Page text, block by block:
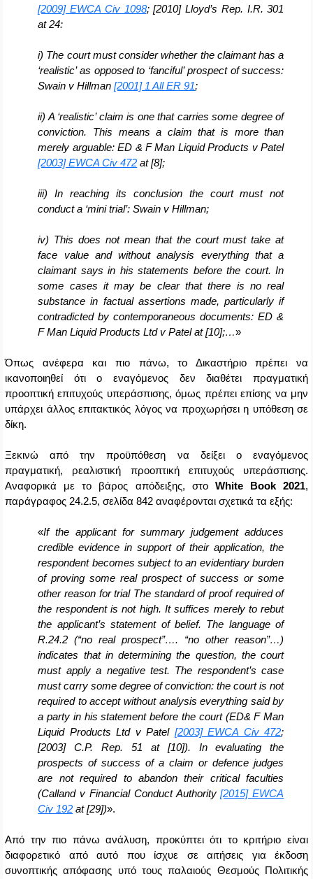
[2009] EWCA Civ 1098; [2010] Lloyd’s Rep. I.R. 301
at 24:
i) The court must consider whether the claimant has a
‘realistic’ as opposed to ‘fanciful’ prospect of success:
Swain v Hillman[2001] 1 All ER 91;
ii) A ‘realistic’ claim is one that carries some degree of
conviction. This means a claim that is more than
merely arguable: ED & F Man Liquid Products v Patel
[2003] EWCA Civ 472 at [8];
iii) In reaching its conclusion the court must not
conduct a ‘mini trial’: Swain v Hillman;
iv) This does not mean that the court must take at
face value and without analysis everything that a
claimant says in his statements before the court. In
some cases it may be clear that there is no real
substance in factual assertions made, particularly if
contradicted by contemporaneous documents: ED &
F Man Liquid Products Ltd v Patel at [10];…»
Όπως ανέφερα και πιο πάνω, το Δικαστήριο πρέπει να
ικανοποιηθεί ότι ο εναγόμενος δεν διαθέτει πραγματική
προοπτική επιτυχούς υπεράσπισης, όμως πρέπει επίσης να μην
υπάρχει άλλος επιτακτικός λόγος να προχωρήσει η υπόθεση σε
δίκη.
Ξεκινώ από την προϋπόθεση να δείξει ο εναγόμενος
πραγματική, ρεαλιστική προοπτική επιτυχούς υπεράσπισης.
Αναφορικά με το βάρος απόδειξης, στο White Book2021,
παράγραφος 24.2.5, σελίδα 842 αναφέρονται σχετικά τα εξής:
«If the applicant for summary judgement adduces
credible evidence in support of their application,the
respondent becomes subject to an evidentiary burden
of proving some real prospect of success or some
other reason for trial The standard of proof required of
the respondent is not high. It suffices merely to rebut
the applicant’s statement of belief. The language of
R.24.2 (“no real prospect”…. “no other reason”…)
indicates that in determining the question, the court
must apply a negative test. The respondent’s case
must cαrry some degree of conviction: the court is not
required to accept without analysis everything said by
a party in his statement before the court (ED& F Man
Liquid Products Ltd v Patel [2003] EWCA Civ 472;
[2003] C.P. Rep. 51 at [10]). In evaluating the
prospects of success of a claim or defence judges
are not required to abandon their critical faculties
(Calland v Financial Conduct Authority[2015] EWCA
Civ 192 at [29])».
Από την πιο πάνω ανάλυση, προκύπτει ότι το κριτήριο είναι
διαφορετικό από αυτό που ίσχυε σε αιτήσεις για έκδοση
συνοπτικής απόφασης υπό τους παλαιούς Θεσμούς Πολιτικής